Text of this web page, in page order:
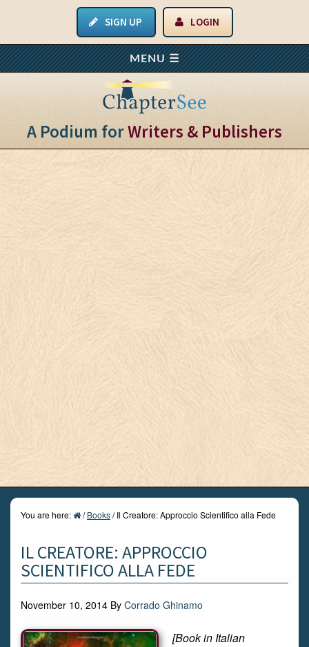
SIGN UP LOGIN
A Podium forWriters & Publishers
You are here: / Books/Il Creatore: Approccio Scientifico alla Fede
IL CREATORE: APPROCCIO
SCIENTIFICO ALLA FEDE
November 10, 2014 By Corrado Ghinamo
[Book in Italian